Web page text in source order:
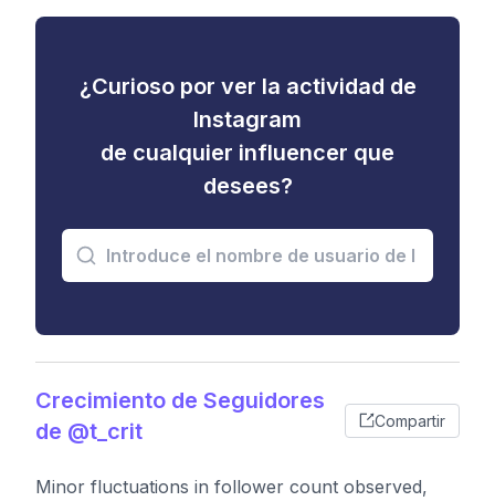
¿Curioso por ver la actividad de
Instagram
de cualquier influencer que
desees?
Crecimiento de Seguidores
de @t_crit
Compartir
Minor fluctuations in follower count observed,